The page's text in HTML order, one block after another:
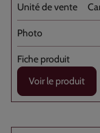
Voir le produit